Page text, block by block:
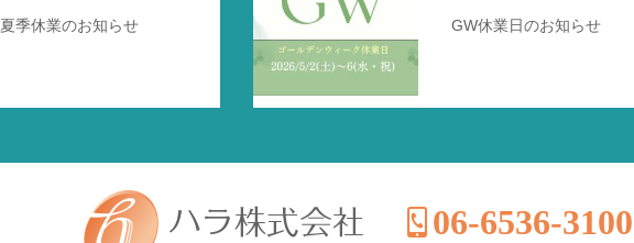
夏季休業のお知らせ GW休業日のお知らせ
06-6536-3100